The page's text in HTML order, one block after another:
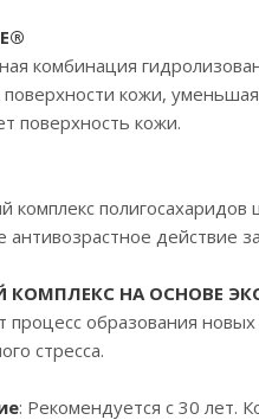
комбинация
кожи, уменьшая
поверхность кожи.
комплекс полигосахаридов
антивозрастное действие
КОМПЛЕКС НА ОСНОВЕ
процесс образования
стресса.
: Рекомендуется с 30 лет.